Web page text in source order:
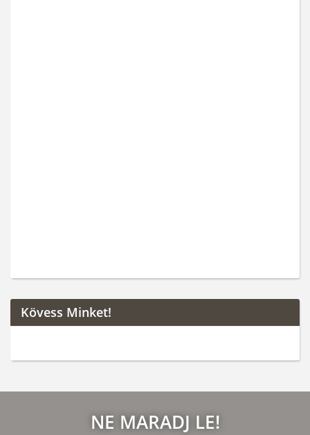
Kövess Minket!
NE MARADJ LE!